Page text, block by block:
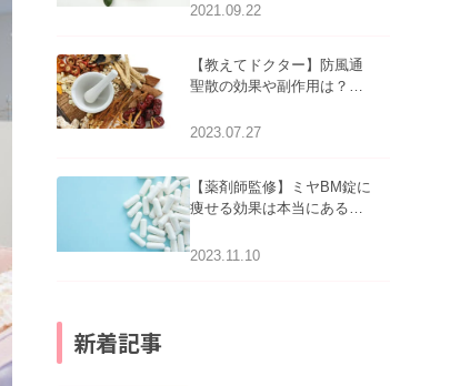
2021.09.22
【教えてドクター】防風通
聖散の効果や副作用は？長
2023.07.27
【薬剤師監修】ミヤBM錠に
痩せる効果は本当にある
2023.11.10
新着記事